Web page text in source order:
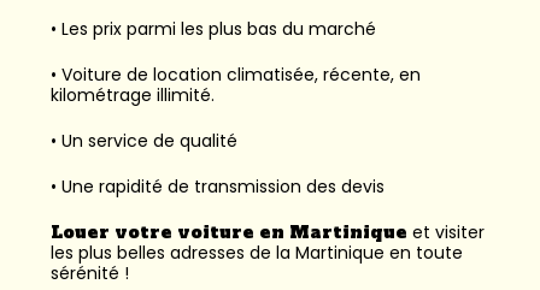
• Les prix parmi les plus bas du marché
• Voiture de location climatisée, récente, en
kilométrage illimité.
• Un service de qualité
• Une rapidité de transmission des devis
Louer votre voiture en Martinique et visiter
les plus belles adresses de la Martinique en toute
sérénité !